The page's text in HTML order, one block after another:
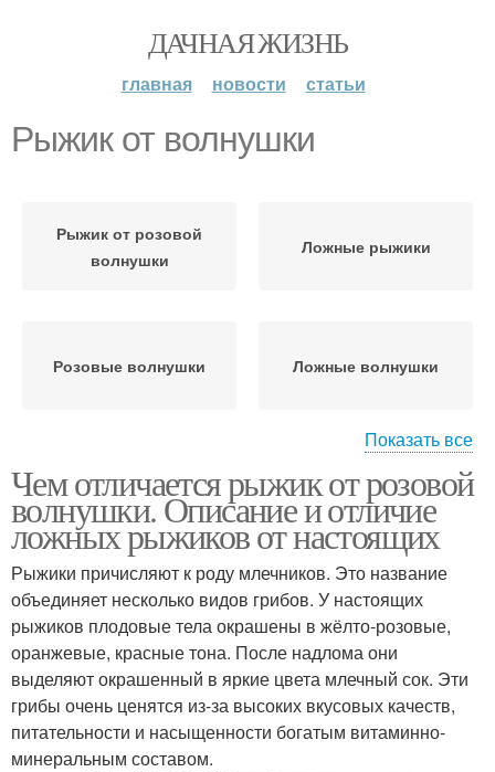
ДАЧНАЯ ЖИЗНЬ
главная новости статьи
Рыжик от волнушки
Рыжик от розовой
волнушки
Ложные рыжики
Розовые волнушки Ложные волнушки
Розовая волнушка Рыжики по мякоти
Рецепты с волнушками
Показать все
Чем отличается рыжик от розовой
волнушки. Описание и отличие
ложных рыжиков от настоящих
Рыжики причисляют к роду млечников. Это название
объединяет несколько видов грибов. У настоящих
рыжиков плодовые тела окрашены в жёлто-розовые,
оранжевые, красные тона. После надлома они
выделяют окрашенный в яркие цвета млечный сок. Эти
грибы очень ценятся из-за высоких вкусовых качеств,
питательности и насыщенности богатым витаминно-
минеральным составом.